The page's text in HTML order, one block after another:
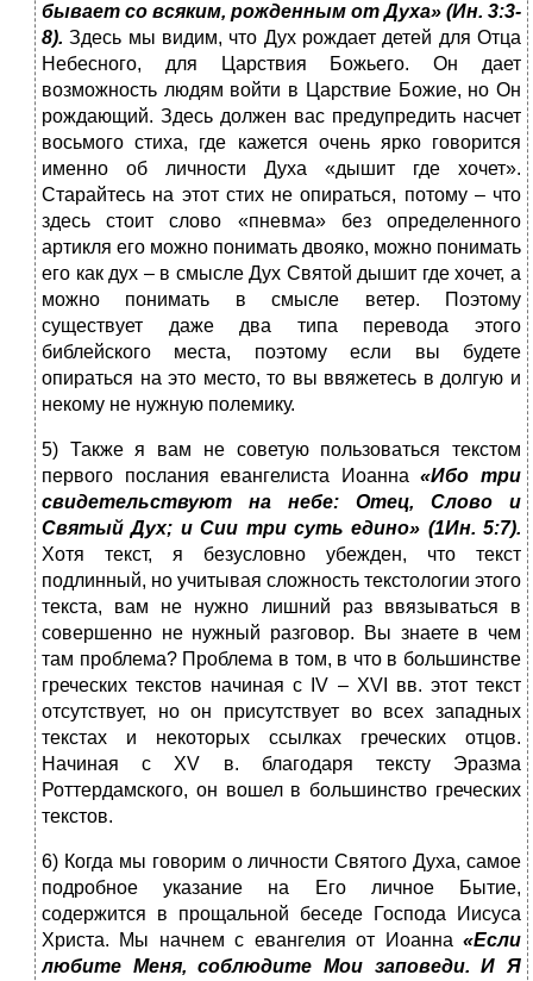
бывает со всяким, рожденным от Духа» (Ин. 3:3-
8).Здесь мы видим, что Дух рождает детей для Отца
Небесного, для Царствия Божьего. Он дает
возможность людям войти в Царствие Божие, но Он
рождающий. Здесь должен вас предупредить насчет
восьмого стиха, где кажется очень ярко говорится
именно об личности Духа «дышит где хочет».
Старайтесь на этот стих не опираться, потому – что
здесь стоит слово «пневма» без определенного
артикля его можно понимать двояко, можно понимать
его как дух – в смысле Дух Святой дышит где хочет, а
можно понимать в смысле ветер. Поэтому
существует даже два типа перевода этого
библейского места, поэтому если вы будете
опираться на это место, то вы ввяжетесь в долгую и
некому не нужную полемику.
5) Также я вам не советую пользоваться текстом
первого послания евангелиста Иоанна«Ибо три
свидетельствуют на небе: Отец, Слово и
Святый Дух; и Сии три суть едино» (1Ин. 5:7).
Хотя текст, я безусловно убежден, что текст
подлинный, но учитывая сложность текстологии этого
текста, вам не нужно лишний раз ввязываться в
совершенно не нужный разговор. Вы знаете в чем
там проблема? Проблема в том, в что в большинстве
греческих текстов начиная с IV – XVI вв. этот текст
отсутствует, но он присутствует во всех западных
текстах и некоторых ссылках греческих отцов.
Начиная с XV в. благодаря тексту Эразма
Роттердамского, он вошел в большинство греческих
текстов.
6) Когда мы говорим о личности Святого Духа, самое
подробное указание на Его личное Бытие,
содержится в прощальной беседе Господа Иисуса
Христа. Мы начнем с евангелия от Иоанна «Если
любите Меня, соблюдите Мои заповеди. И Я